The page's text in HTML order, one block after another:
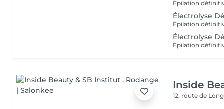
Électrolyse
Électrolyse
Inside
12, route de